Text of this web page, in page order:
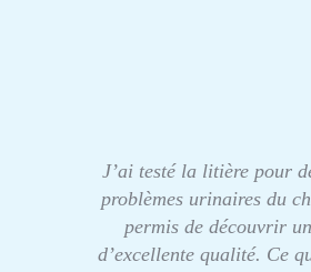
J’ai testé la litière pour
problèmes urinaires du
permis de découvrir
d’excellente qualité. Ce